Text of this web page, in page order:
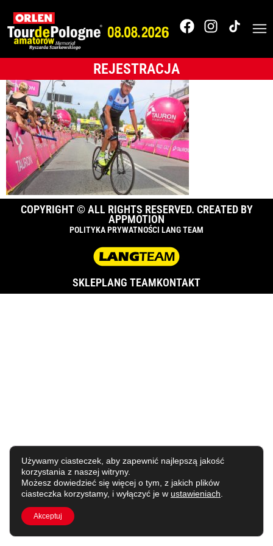
REJESTRACJA
Tour de Pologne
2017
COPYRIGHT © ALL RIGHTS RESERVED. CREATED BY
APPMOTION
POLITYKA PRYWATNOŚCI LANG TEAM
SKLEPLANG TEAMKONTAKT
Używamy ciasteczek, aby zapewnić najlepszą jakość
korzystania z naszej witryny.
Możesz dowiedzieć się więcej o tym, z jakich plików
ciasteczka korzystamy, i wyłączyć je w ustawieniach
Akceptuj